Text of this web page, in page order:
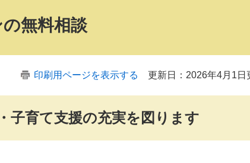
無料相談
印刷用ページを表示する 更新日：2026年4月1日
子育て支援の充実を図ります